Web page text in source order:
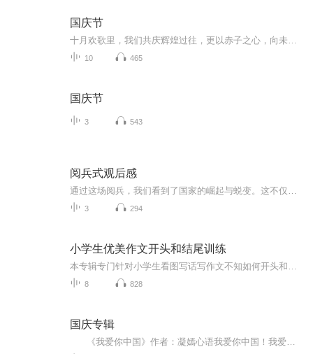
国庆节
10 465
国庆节
3 543
阅兵式观后感
3 294
小学生优美作文开头和结尾训练
8 828
国庆专辑